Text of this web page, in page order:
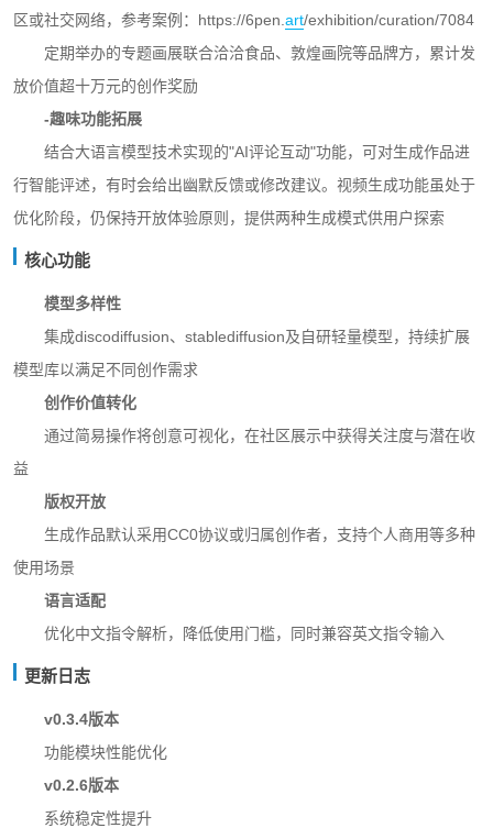
区或社交网络，参考案例：https://6pen. art/exhibition/curation/7084
定期举办的专题画展联合洽洽食品、敦煌画院等品牌方，累计发
放价值超十万元的创作奖励
-趣味功能拓展
结合大语言模型技术实现的"AI评论互动"功能，可对生成作品进
行智能评述，有时会给出幽默反馈或修改建议。视频生成功能虽处于
优化阶段，仍保持开放体验原则，提供两种生成模式供用户探索
核心功能
模型多样性
集成discodiffusion、stablediffusion及自研轻量模型，持续扩展
模型库以满足不同创作需求
创作价值转化
通过简易操作将创意可视化，在社区展示中获得关注度与潜在收
益
版权开放
生成作品默认采用CC0协议或归属创作者，支持个人商用等多种
使用场景
语言适配
优化中文指令解析，降低使用门槛，同时兼容英文指令输入
更新日志
v0.3.4版本
功能模块性能优化
v0.2.6版本
系统稳定性提升